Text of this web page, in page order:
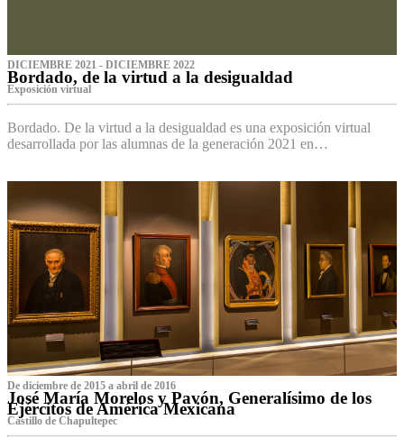
DICIEMBRE 2021 - DICIEMBRE 2022
Bordado, de la virtud a la desigualdad
Exposición virtual‌
Bordado. De la virtud a la desigualdad es una exposición virtual
desarrollada por las alumnas de la generación 2021 en…
De diciembre de 2015 a abril de 2016
José María Morelos y Pavón, Generalísimo de los
Ejércitos de América Mexicana
C‌astillo de Chapultepec